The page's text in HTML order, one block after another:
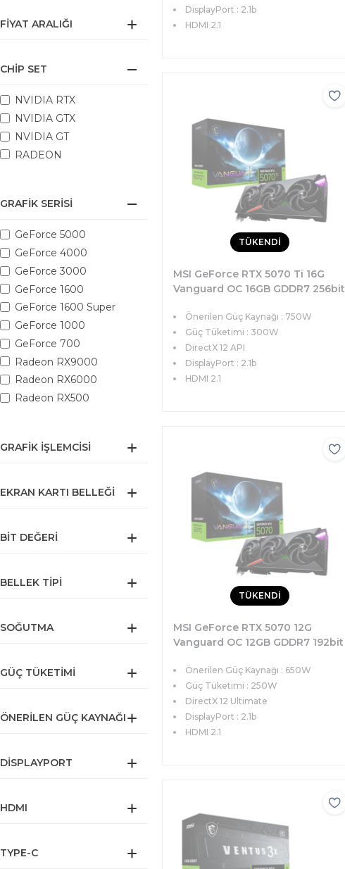
FIYAT ARALIĞI
CHIP SET
NVIDIA RTX
NVIDIA GTX
NVIDIA GT
RADEON
GRAFIK SERISI
GeForce 5000
GeForce 4000
GeForce 3000
GeForce 1600
GeForce 1600 Super
GeForce 1000
GeForce 700
Radeon RX9000
Radeon RX6000
Radeon RX500
GRAFIK İŞLEMCISI
EKRAN KARTI BELLEĞI
BIT DEĞERI
BELLEK TIPI
SOĞUTMA
GÜÇ TÜKETIMI
ÖNERILEN GÜÇ KAYNAĞI
DISPLAYPORT
HDMI
TYPE-C
DisplayPort : 2.1b
HDMI 2.1
MSI GeForce RTX 5070 Ti 16G
Vanguard OC 16GB GDDR7 256bit
Ekran Kartı
Önerilen Güç Kaynağı : 750W
Güç Tüketimi : 300W
DirectX 12 API
DisplayPort : 2.1b
HDMI 2.1
TÜKENDİ
MSI GeForce RTX 5070 12G
Vanguard OC 12GB GDDR7 192bit
Ekran Kartı
Önerilen Güç Kaynağı : 650W
Güç Tüketimi : 250W
DirectX 12 Ultimate
DisplayPort : 2.1b
HDMI 2.1
TÜKENDİ